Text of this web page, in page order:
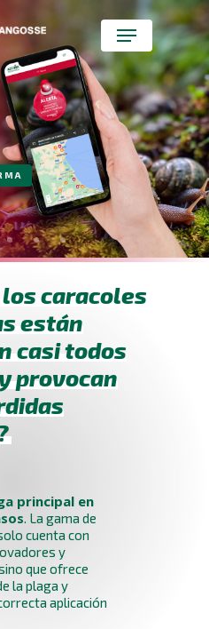
Menu
los caracoles
están
casi todos
provocan
principal en
. La gama de
cuenta con
y
que ofrece
la plaga y
aplicación
Close
Menu